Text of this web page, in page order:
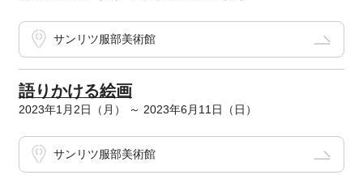
サンリツ服部美術館
語りかける絵画
2023年1月2日（月） ～ 2023年6月11日（日）
サンリツ服部美術館